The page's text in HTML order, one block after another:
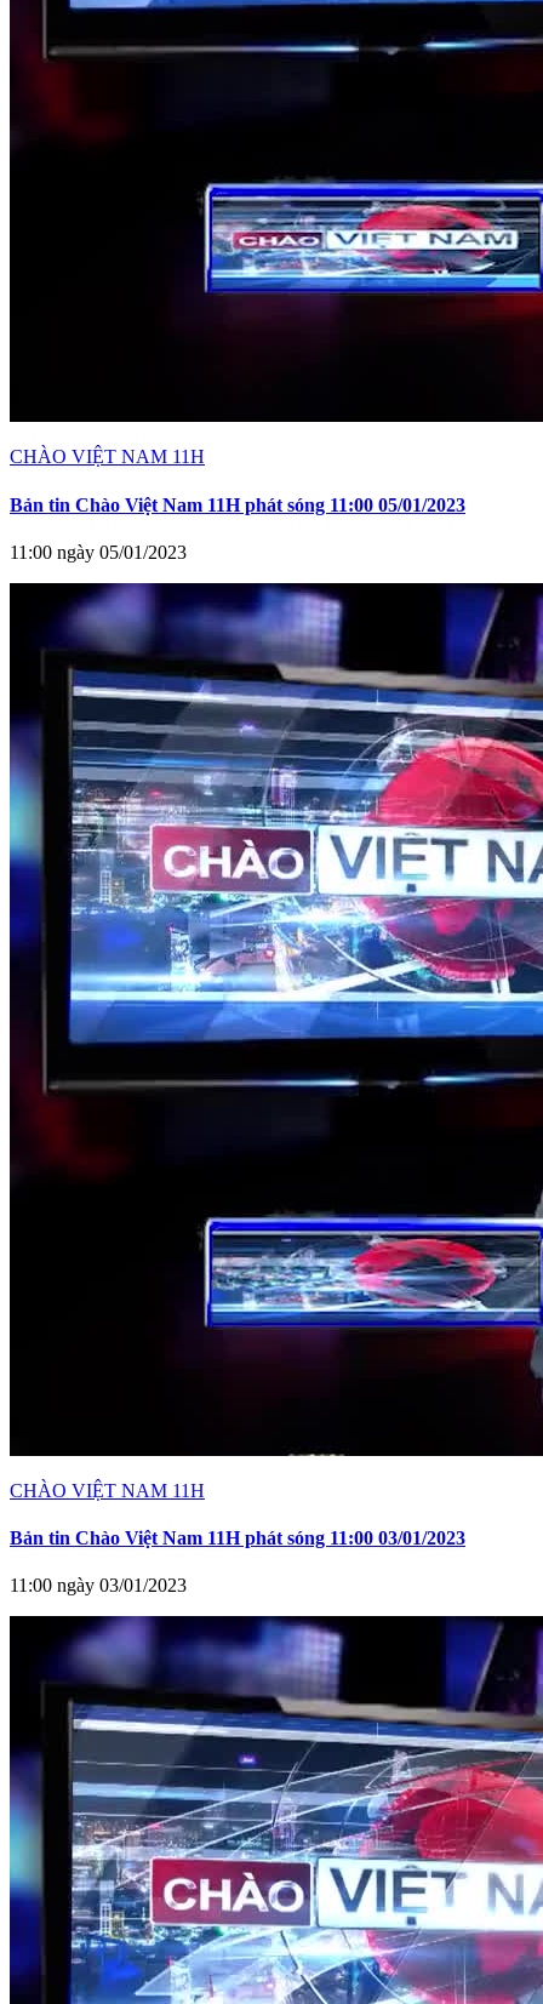
CHÀO VIỆT NAM 11H
Bản tin Chào Việt Nam 11H phát sóng 11:00 05/01/2023
11:00 ngày 05/01/2023
CHÀO VIỆT NAM 11H
Bản tin Chào Việt Nam 11H phát sóng 11:00 03/01/2023
11:00 ngày 03/01/2023